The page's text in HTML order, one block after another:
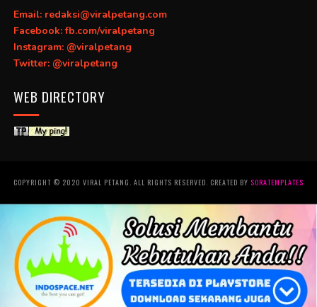
Email: redaksi@viralpetang.com
Facebook: fb.com/viralpetang
Instagram: @viralpetang
Twitter: @viralpetang
WEB DIRECTORY
COPYRIGHT © 2020 VIRAL PETANG. ALL RIGHTS RESERVED. CREATED BY SORATEMPLATES